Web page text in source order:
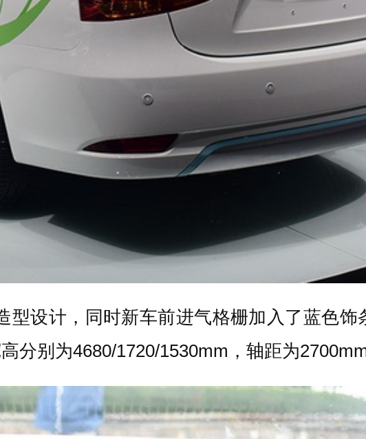
型设计，同时新车前进气格栅加入了蓝色饰
分别为4680/1720/1530mm，轴距为2700mm